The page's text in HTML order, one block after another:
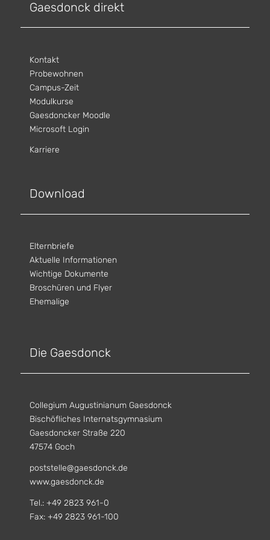
Gaesdonck direkt
Kontakt
Probewohnen
Campus-Zeit
Modulkurse
Gaesdoncker Moodle
Microsoft Login
Karriere
Download
Elternbriefe
Aktuelle Informationen
Wichtige Dokumente
Broschüren und Flyer
Ehemalige
Die Gaesdonck
Collegium Augustinianum Gaesdonck
Bischöfliches Internatsgymnasium
Gaesdoncker Straße 220
47574 Goch
poststelle@gaesdonck.de
www.gaesdonck.de
Tel.: +49 2823 961-0
Fax: +49 2823 961-100